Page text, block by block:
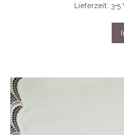
Lieferzeit: 3-5